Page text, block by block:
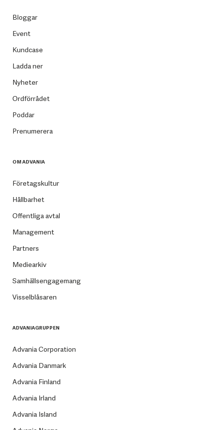
Bloggar
Event
Kundcase
Ladda ner
Nyheter
Ordförrådet
Poddar
Prenumerera
OM ADVANIA
Företagskultur
Hållbarhet
Offentliga avtal
Management
Partners
Mediearkiv
Samhällsengagemang
Visselblåsaren
ADVANIAGRUPPEN
Advania Corporation
Advania Danmark
Advania Finland
Advania Irland
Advania Island